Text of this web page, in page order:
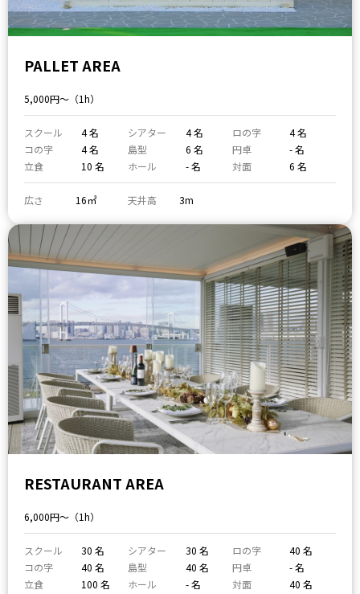
PALLET AREA
5,000円〜（1h）
スクール 4 名 シアター 4 名 ロの字
4 名
コの字
4 名 島型 6 名 円卓
- 名
立食
10 名 ホール - 名 対面 6 名
広さ 16㎡ 天井高 3m
RESTAURANT AREA
6,000円〜（1h）
スクール 30 名 シアター 30 名 ロの字
40 名
コの字
40 名 島型 40 名 円卓
- 名
立食
100 名 ホール - 名 対面 40 名